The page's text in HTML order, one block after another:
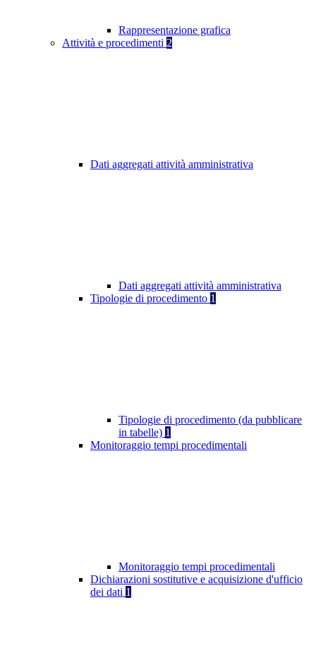
Rappresentazione grafica
Attività e procedimenti 2
Dati aggregati attività amministrativa
Dati aggregati attività amministrativa
Tipologie di procedimento 1
Tipologie di procedimento (da pubblicare
in tabelle) 1
Monitoraggio tempi procedimentali
Monitoraggio tempi procedimentali
Dichiarazioni sostitutive e acquisizione d'ufficio
dei dati 1